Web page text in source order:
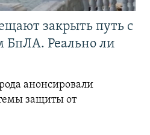
закрыть путь с
БпЛА. Реально ли
анонсировали
защиты от